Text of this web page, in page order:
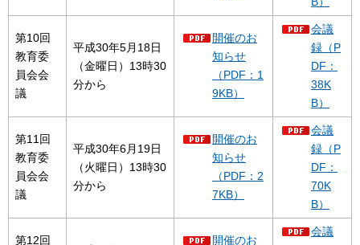
第10回
教育委
員会会
議
平成30年5月18日
（金曜日）13時30
分から
開催のお
知らせ
（PDF：1
9KB）
会議
録（P
DF：
38K
B）
第11回
教育委
員会会
議
平成30年6月19日
（火曜日）13時30
分から
開催のお
知らせ
（PDF：2
7KB）
会議
録（P
DF：
70K
B）
第12回 開催のお
会議